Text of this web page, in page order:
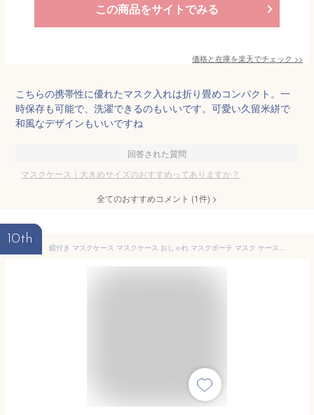
この商品をサイトでみる
価格と在庫を楽天でチェック >>
こちらの携帯性に優れたマスク入れは折り畳めコンパクト。一
時保存も可能で、洗濯できるのもいいです。可愛い久留米絣で
和風なデザインもいいですね
回答された質問
マスクケース｜大きめサイズのおすすめってありますか？
全てのおすすめコメント (1件) >
10th
鏡付き マスクケース マスクケース おしゃれ マスクポーチ マスク ケース かわいい マスク ケース ハード 日本製 国産 プラスチック製マスクケース 猫 携帯用マスクケース お出かけ マスクケース ミラー 手鏡